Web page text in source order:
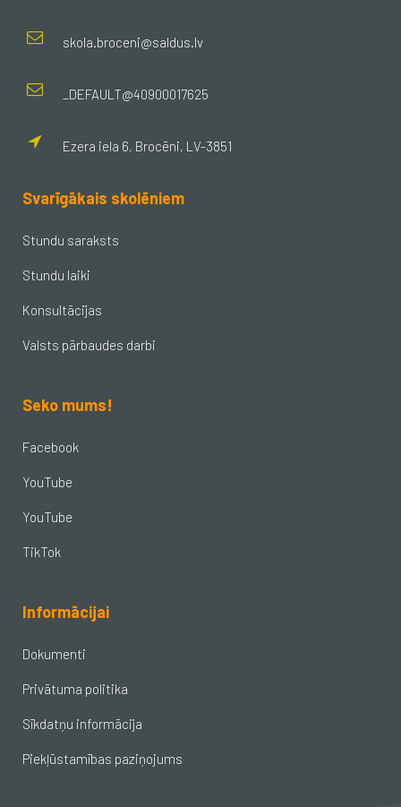
skola.broceni@saldus.lv
_DEFAULT@40900017625
Ezera iela 6, Brocēni, LV-3851
Svarīgākais skolēniem
Stundu saraksts
Stundu laiki
Konsultācijas
Valsts pārbaudes darbi
Seko mums!
Facebook
YouTube
YouTube
TikTok
Informācijai
Dokumenti
Privātuma politika
Sīkdatņu informācija
Piekļūstamības paziņojums